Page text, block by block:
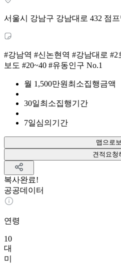
서울시 강남구 강남대로 432 점
#강남역 #신논현역 #강남대로
보도 #20~40 #유동인구 No.1
월 1,500만원 최소집행금액
30일최소집행기간
7일심의기간
맵으로
견적요청
복사완료!
공공데이터
연령
10
대
미